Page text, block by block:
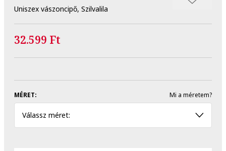
Uniszex vászoncipő, Szilvalila
32.599 Ft
MÉRET: Mi a méretem?
Válassz méret: